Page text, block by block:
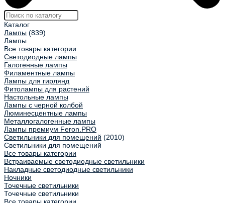
Каталог
Лампы (839)
Лампы
Все товары категории
Светодиодные лампы
Галогенные лампы
Филаментные лампы
Лампы для гирлянд
Фитолампы для растений
Настольные лампы
Лампы с черной колбой
Люминесцентные лампы
Металлогалогенные лампы
Лампы премиум Feron.PRO
Светильники для помещений (2010)
Светильники для помещений
Все товары категории
Встраиваемые светодиодные светильники
Накладные светодиодные светильники
Ночники
Точечные светильники
Точечные светильники